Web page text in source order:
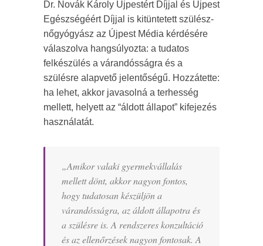
Dr. Novák Károly Újpestért Díjjal és Újpest
Egészségéért Díjjal is kitüntetett szülész-
nőgyógyász az Újpest Média kérdésére
válaszolva hangsúlyozta: a tudatos
felkészülés a várandósságra és a
szülésre alapvető jelentőségű. Hozzátette:
ha lehet, akkor javasolná a terhesség
mellett, helyett az “áldott állapot” kifejezés
használatát.
„Amikor valaki gyermekvállalás
mellett dönt, akkor nagyon fontos,
hogy tudatosan készüljön a
várandósságra, az áldott állapotra és
a szülésre is. A rendszeres konzultáció
és az ellenőrzések nagyon fontosak. A